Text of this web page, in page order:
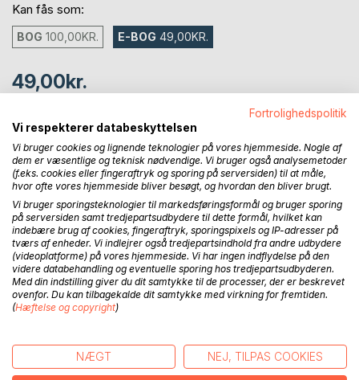
Kan fås som:
BOG 100,00KR. E-BOG 49,00KR.
49,00kr.
LÆG I INDKØBSKURVEN
Føj til ønskeliste
Anmeld titel
BESKRIVELSE
Fortrolighedspolitik
Vi respekterer databeskyttelsen
Vi bruger cookies og lignende teknologier på vores hjemmeside. Nogle af
dem er væsentlige og teknisk nødvendige. Vi bruger også analysemetoder
(f.eks. cookies eller fingeraftryk og sporing på serversiden) til at måle,
hvor ofte vores hjemmeside bliver besøgt, og hvordan den bliver brugt.
Vi bruger sporingsteknologier til markedsføringsformål og bruger sporing
på serversiden samt tredjepartsudbydere til dette formål, hvilket kan
indebære brug af cookies, fingeraftryk, sporingspixels og IP-adresser på
tværs af enheder. Vi indlejrer også tredjepartsindhold fra andre udbydere
(videoplatforme) på vores hjemmeside. Vi har ingen indflydelse på den
videre databehandling og eventuelle sporing hos tredjepartsudbyderen.
Med din indstilling giver du dit samtykke til de processer, der er beskrevet
ovenfor. Du kan tilbagekalde dit samtykke med virkning for fremtiden.
(Hæftelse og copyright)
NÆGT NEJ, TILPAS COOKIES